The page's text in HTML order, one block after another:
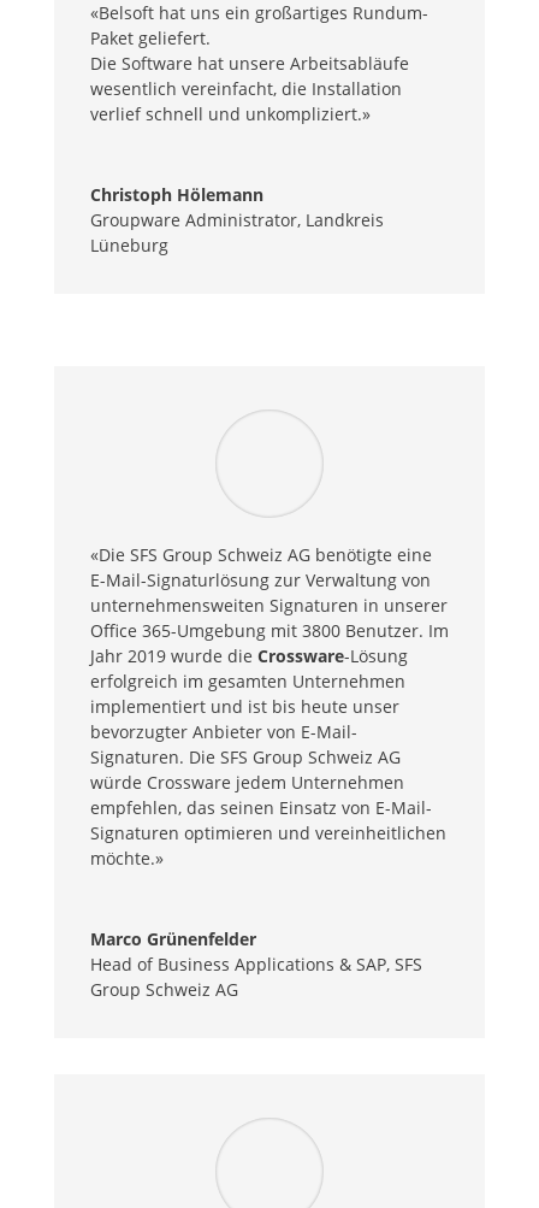
«Belsoft hat uns ein großartiges Rundum-
Paket geliefert.
Die Software hat unsere Arbeitsabläufe
wesentlich vereinfacht, die Installation
verlief schnell und unkompliziert.»
Christoph Hölemann
Groupware Administrator, Landkreis
Lüneburg
«Die SFS Group Schweiz AG benötigte eine
E-Mail-Signaturlösung zur Verwaltung von
unternehmensweiten Signaturen in unserer
Office 365-Umgebung mit 3800 Benutzer. Im
Jahr 2019 wurde die Crossware-Lösung
erfolgreich im gesamten Unternehmen
implementiert und ist bis heute unser
bevorzugter Anbieter von E-Mail-
Signaturen. Die SFS Group Schweiz AG
würde Crossware jedem Unternehmen
empfehlen, das seinen Einsatz von E-Mail-
Signaturen optimieren und vereinheitlichen
möchte.»
Marco Grünenfelder
Head of Business Applications & SAP, SFS
Group Schweiz AG